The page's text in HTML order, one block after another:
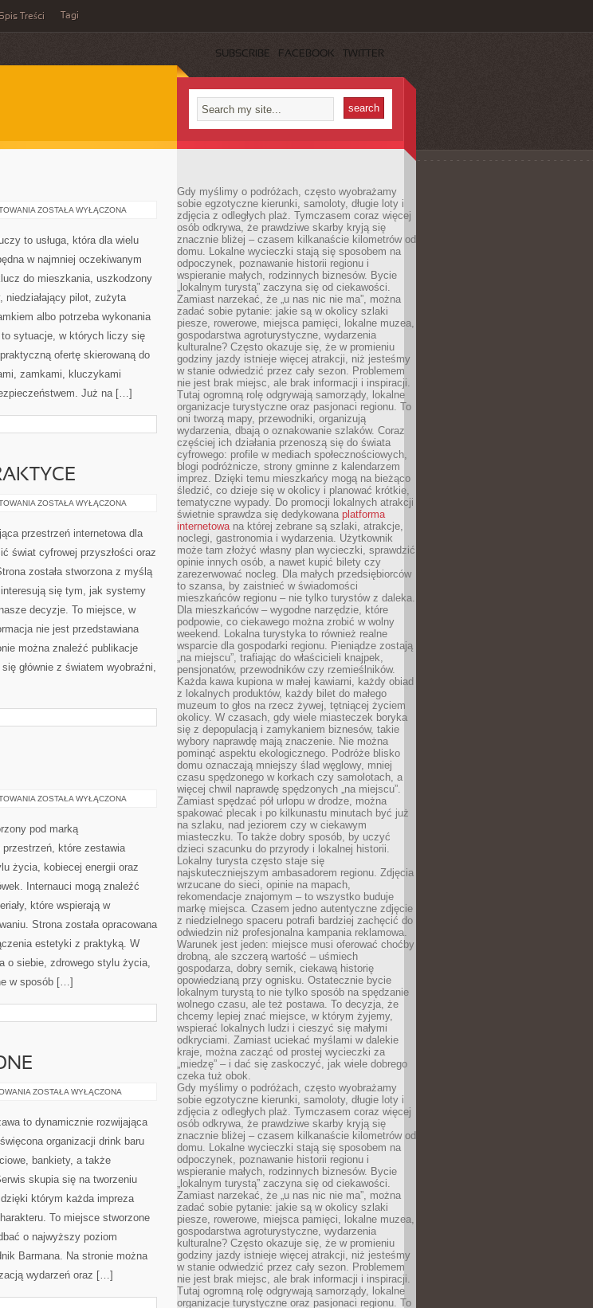
Treści Tagi
SUBSCRIBE FACEBOOK TWITTER
HISTORIE
DRÓG
ZOSTAŁA WYŁĄCZONA
to usługa, która dla wielu
w najmniej oczekiwanym
do mieszkania, uszkodzony
niedziałający pilot, zużyta
albo potrzeba wykonania
sytuacje, w których liczy się
ofertę skierowaną do
zamkami, kluczykami
Już na […]
SZTUCZNA
PRAKTYCE
ZOSTAŁA WYŁĄCZONA
przestrzeń internetowa dla
świat cyfrowej przyszłości oraz
została stworzona z myślą
się tym, jak systemy
decyzje. To miejsce, w
nie jest przedstawiana
można znaleźć publikacje
głównie z światem wyobraźni,
EDUKACJA
ZOSTAŁA WYŁĄCZONA
pod marką
które zestawia
życia, kobiecej energii oraz
Internauci mogą znaleźć
które wspierają w
Strona została opracowana
estetyki z praktyką. W
o siebie, zdrowego stylu życia,
w sposób […]
WHISKY,
TRUNKI
STARZONE
ZOSTAŁA WYŁĄCZONA
to dynamicznie rozwijająca
organizacji drink baru
bankiety, a także
skupia się na tworzeniu
którym każda impreza
To miejsce stworzone
o najwyższy poziom
Barmana. Na stronie można
wydarzeń oraz […]
Gdy myślimy o podróżach, często wyobrażamy
sobie egzotyczne kierunki, samoloty, długie loty i
zdjęcia z odległych plaż. Tymczasem coraz więcej
osób odkrywa, że prawdziwe skarby kryją się
znacznie bliżej – czasem kilkanaście kilometrów od
domu. Lokalne wycieczki stają się sposobem na
odpoczynek, poznawanie historii regionu i
wspieranie małych, rodzinnych biznesów. Bycie
„lokalnym turystą” zaczyna się od ciekawości.
Zamiast narzekać, że „u nas nic nie ma”, można
zadać sobie pytanie: jakie są w okolicy szlaki
piesze, rowerowe, miejsca pamięci, lokalne muzea,
gospodarstwa agroturystyczne, wydarzenia
kulturalne? Często okazuje się, że w promieniu
godziny jazdy istnieje więcej atrakcji, niż jesteśmy
w stanie odwiedzić przez cały sezon. Problemem
nie jest brak miejsc, ale brak informacji i inspiracji.
Tutaj ogromną rolę odgrywają samorządy, lokalne
organizacje turystyczne oraz pasjonaci regionu. To
oni tworzą mapy, przewodniki, organizują
wydarzenia, dbają o oznakowanie szlaków. Coraz
częściej ich działania przenoszą się do świata
cyfrowego: profile w mediach społecznościowych,
blogi podróżnicze, strony gminne z kalendarzem
imprez. Dzięki temu mieszkańcy mogą na bieżąco
śledzić, co dzieje się w okolicy i planować krótkie,
tematyczne wypady. Do promocji lokalnych atrakcji
świetnie sprawdza się dedykowana platforma
internetowana której zebrane są szlaki, atrakcje,
noclegi, gastronomia i wydarzenia. Użytkownik
może tam złożyć własny plan wycieczki, sprawdzić
opinie innych osób, a nawet kupić bilety czy
zarezerwować nocleg. Dla małych przedsiębiorców
to szansa, by zaistnieć w świadomości
mieszkańców regionu – nie tylko turystów z daleka.
Dla mieszkańców – wygodne narzędzie, które
podpowie, co ciekawego można zrobić w wolny
weekend. Lokalna turystyka to również realne
wsparcie dla gospodarki regionu. Pieniądze zostają
„na miejscu”, trafiając do właścicieli knajpek,
pensjonatów, przewodników czy rzemieślników.
Każda kawa kupiona w małej kawiarni, każdy obiad
z lokalnych produktów, każdy bilet do małego
muzeum to głos na rzecz żywej, tętniącej życiem
okolicy. W czasach, gdy wiele miasteczek boryka
się z depopulacją i zamykaniem biznesów, takie
wybory naprawdę mają znaczenie. Nie można
pominąć aspektu ekologicznego. Podróże blisko
domu oznaczają mniejszy ślad węglowy, mniej
czasu spędzonego w korkach czy samolotach, a
więcej chwil naprawdę spędzonych „na miejscu”.
Zamiast spędzać pół urlopu w drodze, można
spakować plecak i po kilkunastu minutach być już
na szlaku, nad jeziorem czy w ciekawym
miasteczku. To także dobry sposób, by uczyć
dzieci szacunku do przyrody i lokalnej historii.
Lokalny turysta często staje się
najskuteczniejszym ambasadorem regionu. Zdjęcia
wrzucane do sieci, opinie na mapach,
rekomendacje znajomym – to wszystko buduje
markę miejsca. Czasem jedno autentyczne zdjęcie
z niedzielnego spaceru potrafi bardziej zachęcić do
odwiedzin niż profesjonalna kampania reklamowa.
Warunek jest jeden: miejsce musi oferować choćby
drobną, ale szczerą wartość – uśmiech
gospodarza, dobry sernik, ciekawą historię
opowiedzianą przy ognisku. Ostatecznie bycie
lokalnym turystą to nie tylko sposób na spędzanie
wolnego czasu, ale też postawa. To decyzja, że
chcemy lepiej znać miejsce, w którym żyjemy,
wspierać lokalnych ludzi i cieszyć się małymi
odkryciami. Zamiast uciekać myślami w dalekie
kraje, można zacząć od prostej wycieczki za
„miedzę” – i dać się zaskoczyć, jak wiele dobrego
czeka tuż obok.
Gdy myślimy o podróżach, często wyobrażamy
sobie egzotyczne kierunki, samoloty, długie loty i
zdjęcia z odległych plaż. Tymczasem coraz więcej
osób odkrywa, że prawdziwe skarby kryją się
znacznie bliżej – czasem kilkanaście kilometrów od
domu. Lokalne wycieczki stają się sposobem na
odpoczynek, poznawanie historii regionu i
wspieranie małych, rodzinnych biznesów. Bycie
„lokalnym turystą” zaczyna się od ciekawości.
Zamiast narzekać, że „u nas nic nie ma”, można
zadać sobie pytanie: jakie są w okolicy szlaki
piesze, rowerowe, miejsca pamięci, lokalne muzea,
gospodarstwa agroturystyczne, wydarzenia
kulturalne? Często okazuje się, że w promieniu
godziny jazdy istnieje więcej atrakcji, niż jesteśmy
w stanie odwiedzić przez cały sezon. Problemem
nie jest brak miejsc, ale brak informacji i inspiracji.
Tutaj ogromną rolę odgrywają samorządy, lokalne
organizacje turystyczne oraz pasjonaci regionu. To